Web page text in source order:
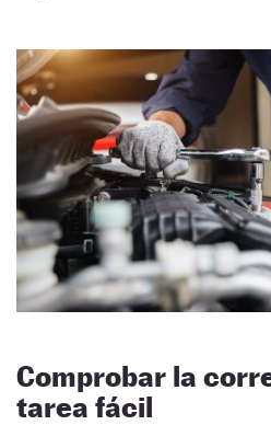
Comprobar la
tarea fácil